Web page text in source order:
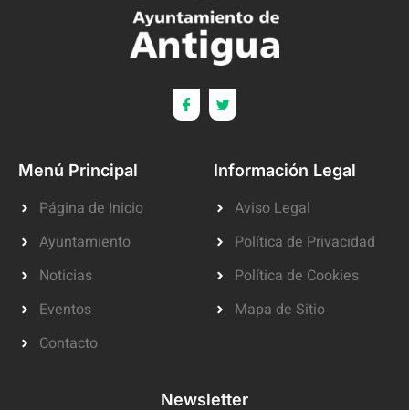
Menú Principal
Página de Inicio
Ayuntamiento
Noticias
Eventos
Contacto
Información Legal
Aviso Legal
Política de Privacidad
Política de Cookies
Mapa de Sitio
Newsletter